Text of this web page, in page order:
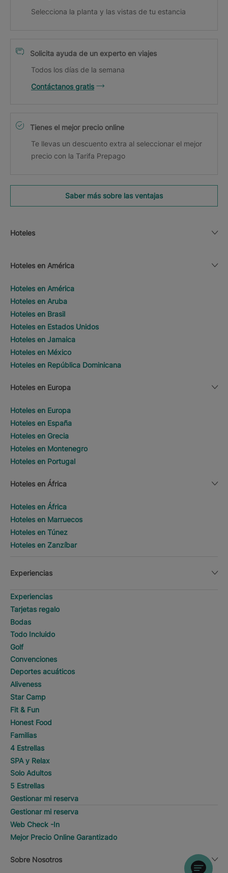
Selecciona la planta y las vistas de tu estancia
Solicita ayuda de un experto en viajes
Todos los días de la semana
Contáctanos gratis
Tienes el mejor precio online
Te llevas un descuento extra al seleccionar el mejor
precio con la Tarifa Prepago
Saber más sobre las ventajas
Hoteles
Hoteles en América
Hoteles en América
Hoteles en Aruba
Hoteles en Brasil
Hoteles en Estados Unidos
Hoteles en Jamaica
Hoteles en México
Hoteles en República Dominicana
Hoteles en Europa
Hoteles en Europa
Hoteles en España
Hoteles en Grecia
Hoteles en Montenegro
Hoteles en Portugal
Hoteles en África
Hoteles en África
Hoteles en Marruecos
Hoteles en Túnez
Hoteles en Zanzíbar
Experiencias
Experiencias
Tarjetas regalo
Bodas
Todo Incluido
Golf
Convenciones
Deportes acuáticos
Aliveness
Star Camp
Fit & Fun
Honest Food
Familias
4 Estrellas
SPA y Relax
Solo Adultos
5 Estrellas
Gestionar mi reserva
Gestionar mi reserva
Web Check -In
Mejor Precio Online Garantizado
Sobre Nosotros